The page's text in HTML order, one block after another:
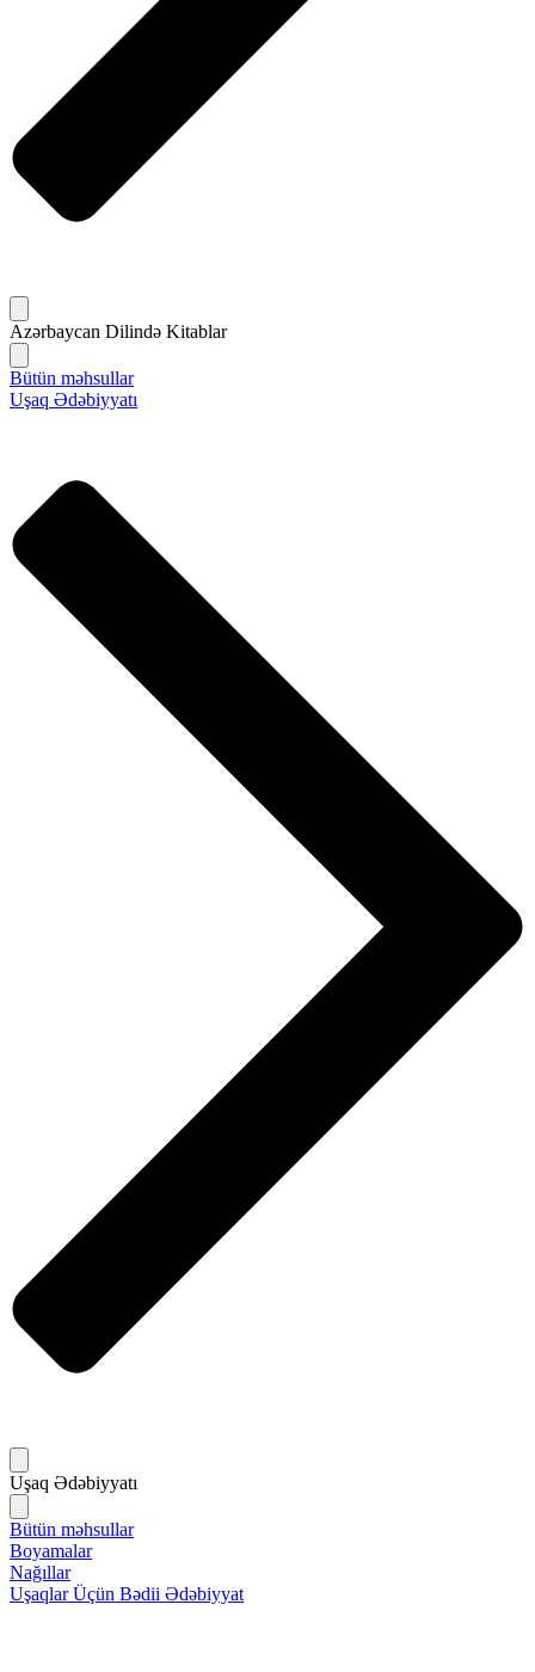
Azərbaycan Dilində Kitablar
Bütün məhsullar
Uşaq Ədəbiyyatı
Uşaq Ədəbiyyatı
Bütün məhsullar
Boyamalar
Nağıllar
Uşaqlar Üçün Bədii Ədəbiyyat